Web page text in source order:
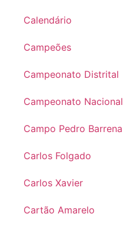
Calendário
Campeões
Campeonato Distrital
Campeonato Nacional
Campo Pedro Barrena
Carlos Folgado
Carlos Xavier
Cartão Amarelo